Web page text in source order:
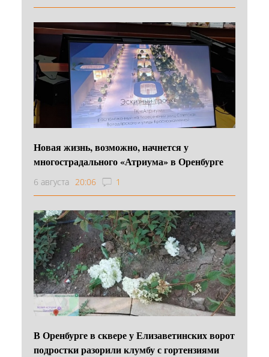
Новая жизнь, возможно, начнется у
многострадального «Атриума» в Оренбурге
6 августа 20:06 1
В Оренбурге в сквере у Елизаветинских ворот
подростки разорили клумбу с гортензиями